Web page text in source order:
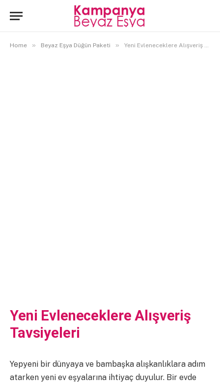
Home » Beyaz Eşya Düğün Paketi » Yeni Evleneceklere Alışveriş Tavsiyeleri
Yeni Evleneceklere Alışveriş
Tavsiyeleri
Yepyeni bir dünyaya ve bambaşka alışkanlıklara adım
atarken yeni ev eşyalarına ihtiyaç duyulur. Bir evde